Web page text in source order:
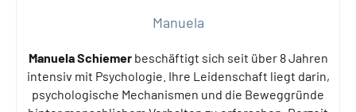
Manuela
Manuela Schiemerbeschäftigt sich seit über 8 Jahren
intensiv mit Psychologie. Ihre Leidenschaft liegt darin,
psychologische Mechanismen und die Beweggründe